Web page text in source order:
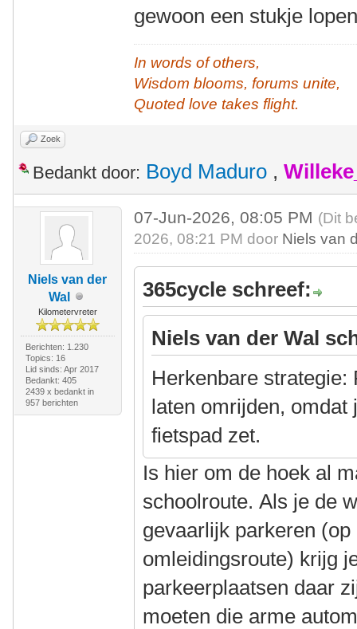
gewoon een stukje
In words of others,
Wisdom blooms, forums unite,
Quoted love takes flight.
Zoek
Bedankt door: Boyd Maduro ,
Niels van der
Wal
Kilometervreter
Berichten: 1.230
Topics: 16
Lid sinds: Apr 2017
Bedankt: 405
2439 x bedankt in
957 berichten
07-Jun-2026, 08:05 PM (Dit
2026, 08:21 PM door Niels van
365cycle schreef:
Niels van der Wal
Herkenbare
laten omrijden, omdat
fietspad zet.
Is hier om de hoek al
schoolroute. Als je de
gevaarlijk parkeren
omleidingsroute) krijg
parkeerplaatsen daar
moeten die arme